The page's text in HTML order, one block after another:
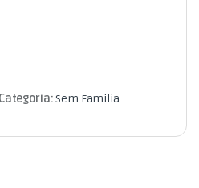
Categoria:Sem Familia